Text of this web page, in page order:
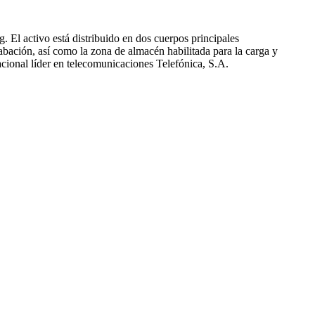
El activo está distribuido en dos cuerpos principales
así como la zona de almacén habilitada para la carga y
líder en telecomunicaciones Telefónica, S.A.